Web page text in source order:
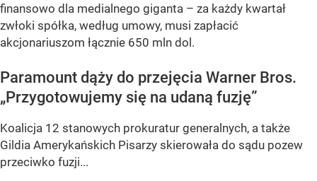
finansowo dla medialnego giganta – za każdy kwartał
zwłoki spółka, według umowy, musi zapłacić
akcjonariuszom łącznie 650 mln dol.
Paramount dąży do przejęcia Warner Bros.
„Przygotowujemy się na udaną fuzję”
Koalicja 12 stanowych prokuratur generalnych, a także
Gildia Amerykańskich Pisarzy skierowała do sądu pozew
przeciwko fuzji...